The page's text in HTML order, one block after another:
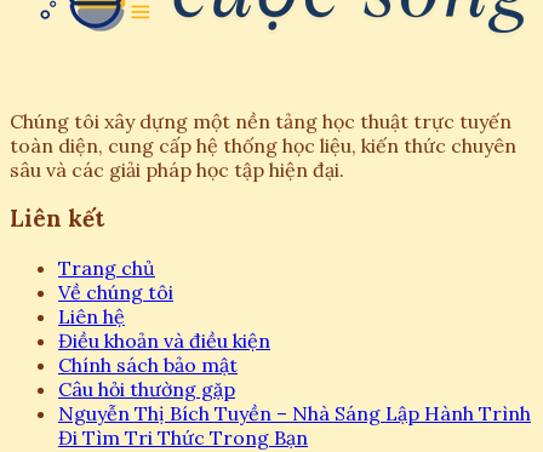
Chúng tôi xây dựng một nền tảng học thuật trực tuyến
toàn diện, cung cấp hệ thống học liệu, kiến thức chuyên
sâu và các giải pháp học tập hiện đại.
Liên kết
Trang chủ
Về chúng tôi
Liên hệ
Điều khoản và điều kiện
Chính sách bảo mật
Câu hỏi thường gặp
Nguyễn Thị Bích Tuyền – Nhà Sáng Lập Hành Trình
Đi Tìm Tri Thức Trong Bạn